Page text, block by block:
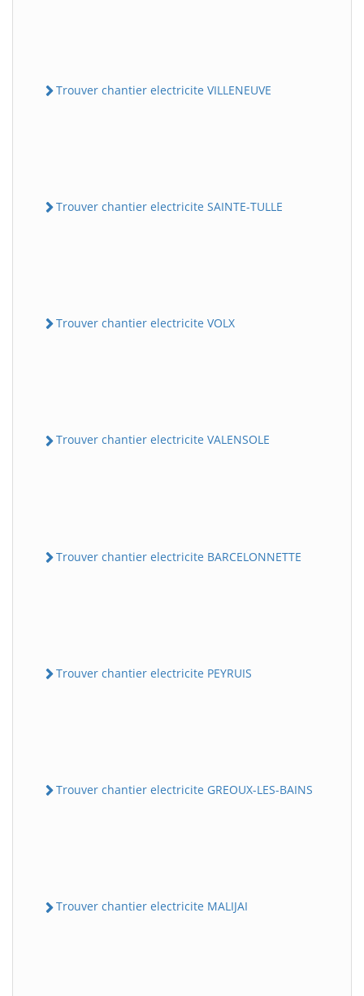
Trouver chantier electricite VILLENEUVE
Trouver chantier electricite SAINTE-TULLE
Trouver chantier electricite VOLX
Trouver chantier electricite VALENSOLE
Trouver chantier electricite BARCELONNETTE
Trouver chantier electricite PEYRUIS
Trouver chantier electricite GREOUX-LES-BAINS
Trouver chantier electricite MALIJAI